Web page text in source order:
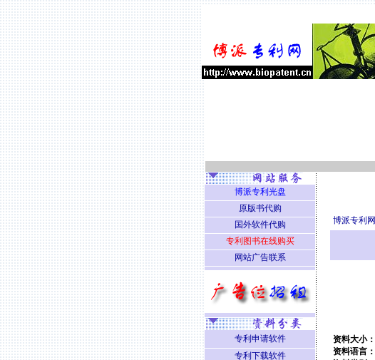
博派专利网
资料大小：
资料语言：
博派专利光盘
原版书代购
国外软件代购
专利图书在线购买
网站广告联系
专利申请软件
专利下载软件